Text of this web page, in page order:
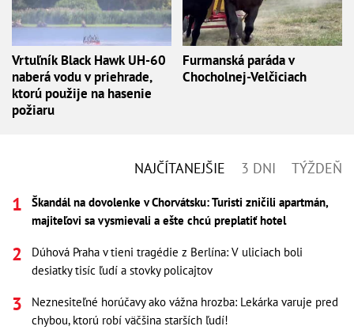
Vrtuľník Black Hawk UH-60
naberá vodu v priehrade,
ktorú použije na hasenie
požiaru
Furmanská paráda v
Chocholnej-Velčiciach
NAJČÍTANEJŠIE 3 DNI TÝŽDEŇ
Škandál na dovolenke v Chorvátsku: Turisti zničili apartmán,
majiteľovi sa vysmievali a ešte chcú preplatiť hotel
Dúhová Praha v tieni tragédie z Berlína: V uliciach boli
desiatky tisíc ľudí a stovky policajtov
Neznesiteľné horúčavy ako vážna hrozba: Lekárka varuje pred
chybou, ktorú robí väčšina starších ľudí!